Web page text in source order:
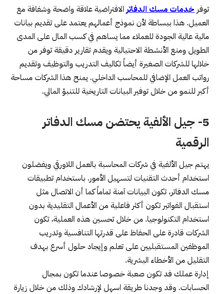
توفر خدمات مسك الدفاتر الافتراضية علاقة واضحة وشفافة مع
العميل. هذا ببساطة لأن نموذج أعمالهم يعتمد على تقديم بيانات
مالية عالية الجودة للعملاء مما يساهم في كسب المال على المدى
الطويل ومنع الأنشطة الاحتيالية ويقدم تقارير دقيقة توفر من
خلالها للشركات الصغيرة أيضاً تكاليف التدريب والتوظيف وتقديم
رواتب العمل الإضافي للمحاسب الداخلي. يمنح هذا الشركات مساحة
أكبر للنمو من خلال توفير البيانات التاريخية للتنبؤ المالي.
5- جيل الألفية يحتضن مسك الدفاتر
الرقمية
يهتم جيل الألفية في شركات المحاسبة بالعمل اللاورقي ويفضلون
استخدام أحدث التقنيات لتسهيل الأمور. باستخدام تطبيقات
مسك الدفاتر، تكون البيانات آمنة تماماً كما أن الاتصال مثل
استقبال الفواتير تكون أكثر فاعلية من الأعمال التقليدية بدون
استخدام التكنولوجيا. من خلال تحسين هذه العملية، تكون
الشركات قادرة على الحفاظ على قدرتها التنافسية وتدريب
الموظفين المستقبليين على تعلم وإيجاد حلول أسرع بهدف
التقليل من الأخطاء البشرية.
إدارة عملك فد تكون صعبة خصوصا عندما تكون بمجال
الحسابات. وقد وجدنا طريقة اسهل لإرشادك وذلك من خلال زيارة